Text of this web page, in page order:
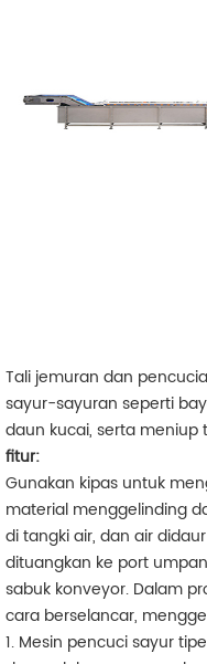
Tali jemuran dan
sayur-sayuran seperti
daun kucai, serta
fitur:
Gunakan kipas untuk
material menggelinding
di tangki air, dan air
dituangkan ke port
sabuk konveyor. Dalam
cara berselancar,
1. Mesin pencuci sayur